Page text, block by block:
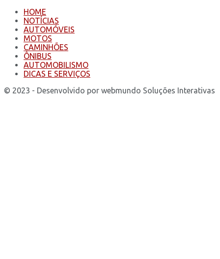
HOME
NOTÍCIAS
AUTOMÓVEIS
MOTOS
CAMINHÕES
ÔNIBUS
AUTOMOBILISMO
DICAS E SERVIÇOS
© 2023 - Desenvolvido por webmundo Soluções Interativas